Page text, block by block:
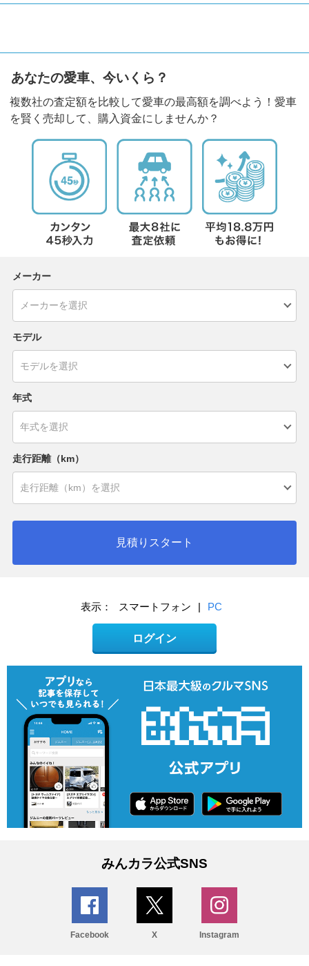
あなたの愛車、今いくら？
複数社の査定額を比較して愛車の最高額を調べよう！愛車
を賢く売却して、購入資金にしませんか？
メーカー
モデル
年式
走行距離（km）
見積りスタート
表示： スマートフォン | PC
ログイン
みんカラ公式SNS
Facebook X Instagram